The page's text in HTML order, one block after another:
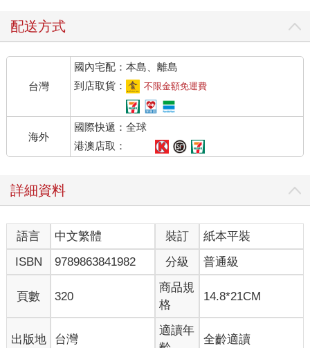
巴恩斯這道願望的主要特色之一即為「明確」。他就是想要和愛
具體描述，你就更能通盤理解本書所歸納的十三條致富白金原
當所謂的渴望，或說是一股衝動念頭，第一次閃過巴恩斯的心頭
時，他根本沒有任何足以採取行動的立基點，畢竟他既不認識愛
迪生先生，也湊不足搭火車赴紐澤西州橘郡的費用。前述的困難
高如天險，足以打消多數人實現願望的企圖，不過巴恩斯的渴望
可是非比尋常！他打定主意，無論如何都要實現願望，最後他終
趁貨櫃火車剛啟動時，他就偷偷跳上一節門戶洞開的車廂，前往
東橘郡。）
他現身在愛迪生的實驗室，宣稱是來和這位發明家合作。多年
後，當愛迪生談起兩人初次會晤的情形，他的印象是：「他大喇
喇地站在我面前，看起來是個道地的流浪漢，但眉宇之間隱隱透
著一股不凡氣度，散發出一股既來之、必得之的決心。多年來我
和三教九流打交道的經驗告訴我，當一個人真正深切渴望獲得某
樣東西時，他會不惜付出一切代價賭上未來前程，而且是十拿九
穩。於是我給了他所要求的機會，因為我看得出來他豁出去了，
不成功、誓不休。最終結果證明，我做對了。」
配送方式
台灣
國內宅配：本島、離島
到店取貨：
不限金額免運費
海外
國際快遞：全球
港澳店取：
詳細資料
語言 中文繁體 裝訂
紙本平裝
ISBN
9789863841982 分級 普通級
頁數 320
商品規
格
14.8*21CM
出版地 台灣
適讀年
全齡適讀